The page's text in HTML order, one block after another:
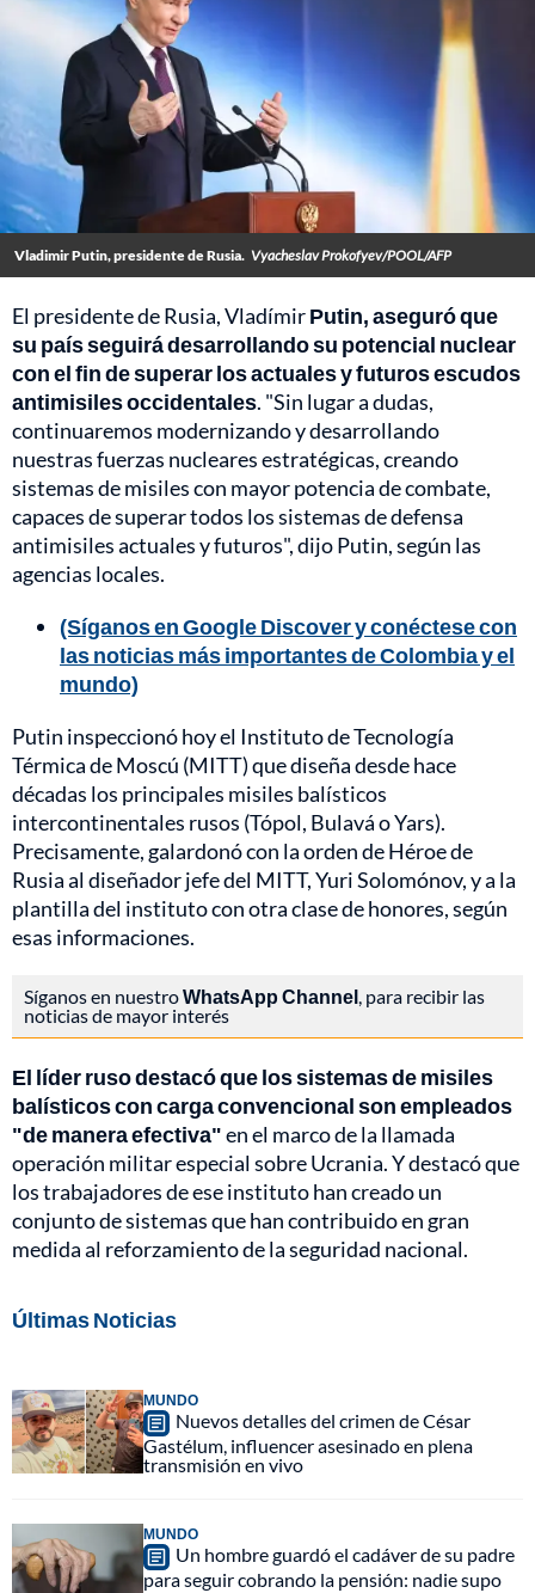
Vladimir Putin, presidente de Rusia. Vyacheslav Prokofyev/POOL/AFP
El presidente de Rusia, VladímirPutin, aseguró que
su país seguirá desarrollando su potencial nuclear
con el fin de superar los actuales y futuros escudos
antimisiles occidentales. "Sin lugar a dudas,
continuaremos modernizando y desarrollando
nuestras fuerzas nucleares estratégicas, creando
sistemas de misiles con mayor potencia de combate,
capaces de superar todos los sistemas de defensa
antimisiles actuales y futuros", dijo Putin, según las
agencias locales.
(Síganos en Google Discover y conéctese con
las noticias más importantes de Colombia y el
mundo)
Putin inspeccionó hoy el Instituto de Tecnología
Térmica de Moscú (MITT) que diseña desde hace
décadas los principales misiles balísticos
intercontinentales rusos (Tópol, Bulavá o Yars).
Precisamente, galardonó con la orden de Héroe de
Rusia al diseñador jefe del MITT, Yuri Solomónov, y a la
plantilla del instituto con otra clase de honores, según
esas informaciones.
Síganos en nuestroWhatsApp Channel, para recibir las
noticias de mayor interés
El líder ruso destacó que los sistemas de misiles
balísticos con carga convencional son empleados
"de manera efectiva"en el marco de la llamada
operación militar especial sobre Ucrania. Y destacó que
los trabajadores de ese instituto han creado un
conjunto de sistemas que han contribuido en gran
medida al reforzamiento de la seguridad nacional.
Últimas Noticias
MUNDO
Nuevos detalles del crimen de César
Gastélum, influencer asesinado en plena
transmisión en vivo
MUNDO
Un hombre guardó el cadáver de su padre
para seguir cobrando la pensión: nadie supo